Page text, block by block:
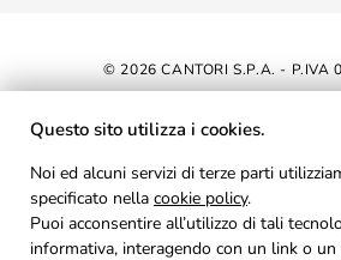
© 2026 CANTORI S.P.A. - P.IVA
DICHIARAZIONE DI
AREA RISERVATA
PRIVACY
Questo sito utilizza i cookies.
Noi ed alcuni servizi di terze parti
specificato nella cookie policy.
Puoi acconsentire all’utilizzo di tali
informativa, interagendo con un link o